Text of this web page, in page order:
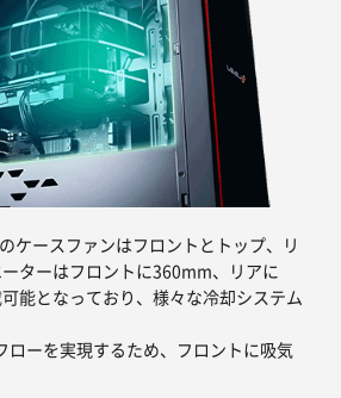
ケースファンはフロントとトップ、リ
ターはフロントに360mm、リアに
能となっており、様々な冷却システム
ローを実現するため、フロントに吸気